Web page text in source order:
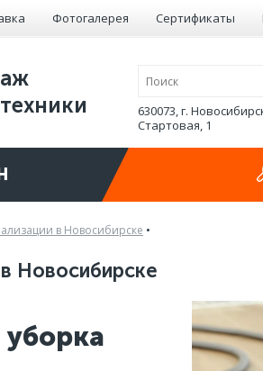
Фотогалерея Сертификаты
630073, г.
Стартовая, 1
в Новосибирске •
Новосибирске